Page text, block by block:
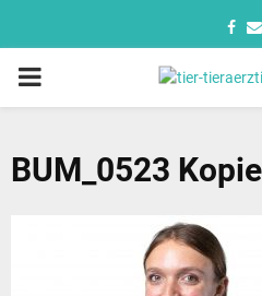
BUM_0523 Kopie